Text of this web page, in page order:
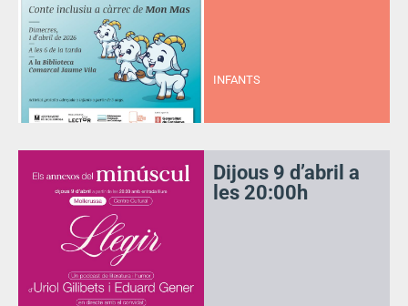
INFANTS
Dijous 9 d’abril a
les 20:00h